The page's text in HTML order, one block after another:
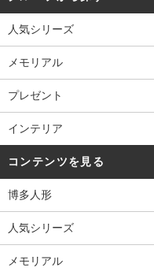
人気シリーズ
メモリアル
プレゼント
インテリア
コンテンツを見る
博多人形
人気シリーズ
メモリアル